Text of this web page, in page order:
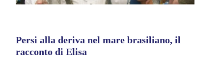
Persi alla deriva nel mare brasiliano, il
racconto di Elisa